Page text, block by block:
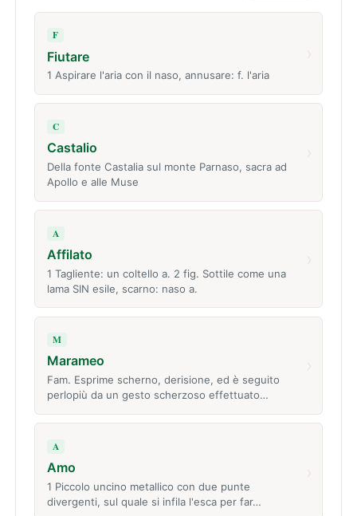
F
Fiutare
1 Aspirare l'aria con il naso, annusare: f. l'aria
C
Castalio
Della fonte Castalia sul monte Parnaso, sacra ad
Apollo e alle Muse
A
Affilato
1 Tagliente: un coltello a. 2 fig. Sottile come una
lama SIN esile, scarno: naso a.
M
Marameo
Fam. Esprime scherno, derisione, ed è seguito
perlopiù da un gesto scherzoso effettuato…
A
Amo
1 Piccolo uncino metallico con due punte
divergenti, sul quale si infila l'esca per far…